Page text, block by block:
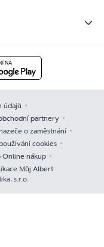
údajů
partnery
o zaměstnání
cookies
Online nákup
Můj Albert
s.r.o.